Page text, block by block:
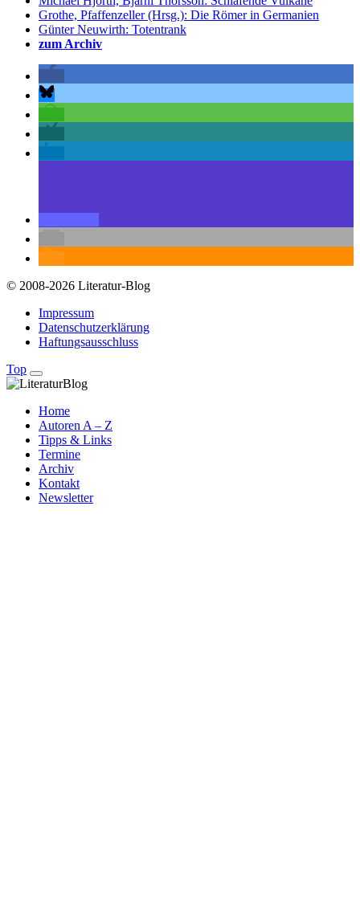
Grothe, Pfaffenzeller (Hrsg.): Die Römer in Germanien
Günter Neuwirth: Totentrank
zum Archiv
© 2008-2026 Literatur-Blog
Impressum
Datenschutzerklärung
Haftungsausschluss
Top
Home
Autoren A – Z
Tipps & Links
Termine
Archiv
Kontakt
Newsletter